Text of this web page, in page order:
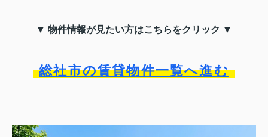
▼ 物件情報が見たい方はこちらをクリック ▼
総社市の賃貸物件一覧へ進む